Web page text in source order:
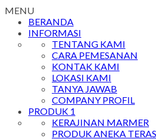
MENU
BERANDA
INFORMASI
TENTANG KAMI
CARA PEMESANAN
KONTAK KAMI
LOKASI KAMI
TANYA JAWAB
COMPANY PROFIL
PRODUK 1
KERAJINAN MARMER
PRODUK ANEKA